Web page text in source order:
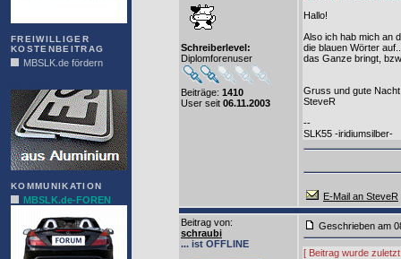
FREIWILLIGER
KOSTENBEITRAG
MBSLK.de fördern
KOMMUNIKATION
MBSLK.de-FOREN
Schreiberlevel:
Diplomforenuser
Beiträge: 1410
User seit 06.11.2003
Hallo!
Also ich hab mich an
die blauen Wörter
das Ganze bringt,
Gruss und gute
SteveR
--
SLK55 -iridiumsilber-
E-Mail an SteveR
Beitrag von:
schraubi
... ist OFFLINE
Geschrieben am
[ Beitrag wurde